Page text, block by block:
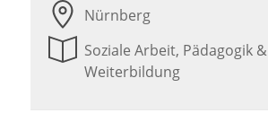
Nürnberg
Soziale Arbeit, Pädagogik &
Weiterbildung